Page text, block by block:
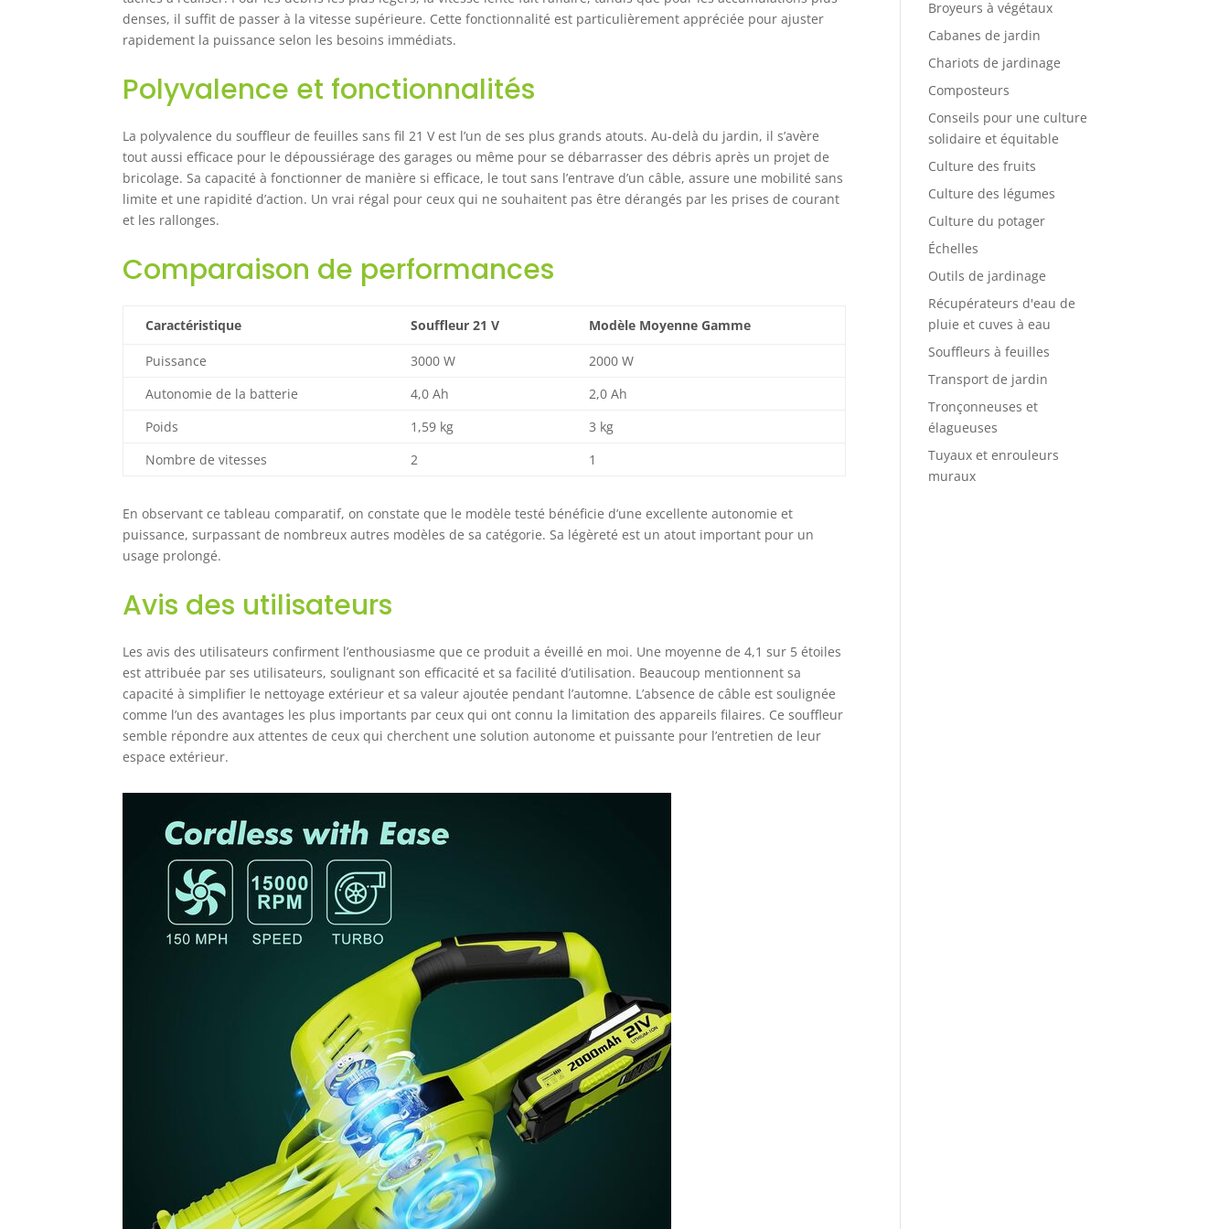
recommandons de la charger complètement avant la première
utilisation et de laisser une période de refroidissement de 5 minutes
après utilisation pour éviter une surchauffe.
denses, il suffit de passer à la vitesse supérieure. Cette fonctionnalité est particulièrement appréciée pour ajuster
rapidement la puissance selon les besoins immédiats.
Polyvalence et fonctionnalités
La polyvalence du souffleur de feuilles sans fil 21 V est l’un de ses plus grands atouts. Au-delà du jardin, il s’avère
tout aussi efficace pour le dépoussiérage des garages ou même pour se débarrasser des débris après un projet de
bricolage. Sa capacité à fonctionner de manière si efficace, le tout sans l’entrave d’un câble, assure une mobilité sans
limite et une rapidité d’action. Un vrai régal pour ceux qui ne souhaitent pas être dérangés par les prises de courant
et les rallonges.
Comparaison de performances
Caractéristique Souffleur 21 V Modèle Moyenne Gamme
Puissance 3000 W
2000 W
Autonomie de la batterie
4,0 Ah
2,0 Ah
Poids
1,59 kg
3 kg
Nombre de vitesses
2 1
En observant ce tableau comparatif, on constate que le modèle testé bénéficie d’une excellente autonomie et
puissance, surpassant de nombreux autres modèles de sa catégorie. Sa légèreté est un atout important pour un
usage prolongé.
Avis des utilisateurs
Les avis des utilisateurs confirment l’enthousiasme que ce produit a éveillé en moi. Une moyenne de 4,1 sur 5 étoiles
est attribuée par ses utilisateurs, soulignant son efficacité et sa facilité d’utilisation. Beaucoup mentionnent sa
capacité à simplifier le nettoyage extérieur et sa valeur ajoutée pendant l’automne. L’absence de câble est soulignée
comme l’un des avantages les plus importants par ceux qui ont connu la limitation des appareils filaires. Ce souffleur
semble répondre aux attentes de ceux qui cherchent une solution autonome et puissante pour l’entretien de leur
espace extérieur.
Broyeurs à végétaux
Cabanes de jardin
Chariots de jardinage
Composteurs
Conseils pour une culture
solidaire et équitable
Culture des fruits
Culture des légumes
Culture du potager
Échelles
Outils de jardinage
Récupérateurs d'eau de
pluie et cuves à eau
Souffleurs à feuilles
Transport de jardin
Tronçonneuses et
élagueuses
Tuyaux et enrouleurs
muraux